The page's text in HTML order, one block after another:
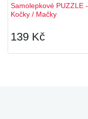
Samolepkové PUZZLE -
Kočky / Mačky
139 Kč